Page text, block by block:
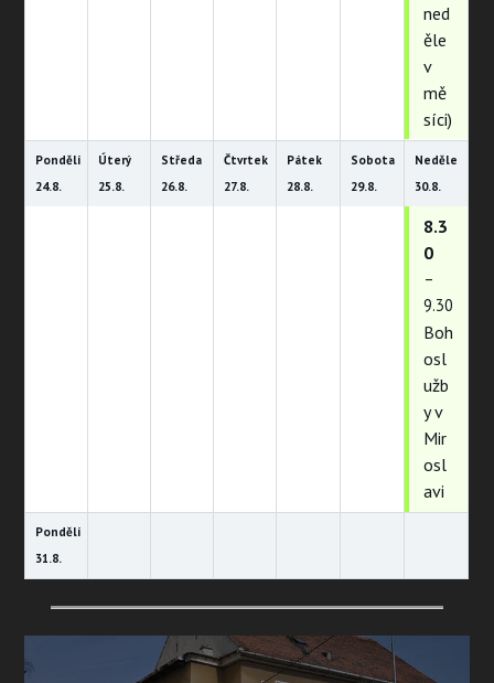
ned
ěle
v
mě
síci)
Pondělí
24.8.
Úterý
25.8.
Středa
26.8.
Čtvrtek
27.8.
Pátek
28.8.
Sobota
29.8.
Neděle
30.8.
8.3
0
–
9.30
Boh
osl
užb
y v
Mir
osl
avi
Pondělí
31.8.